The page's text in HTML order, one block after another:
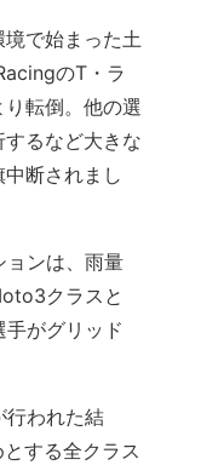
で始まった土
のT・ラ
転倒。他の選
るなど大きな
断されまし
ンは、雨量
クラスと
がグリッド
行われた結
する全クラス